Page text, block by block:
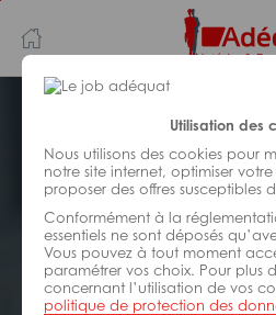
Utilisation des
Nous utilisons des cookies pour
notre site internet, optimiser
proposer des offres susceptibles
Conformément à la
essentiels ne sont déposés
Vous pouvez à tout moment
paramétrer vos choix. Pour plus
concernant l’utilisation de vos
politique de protection des
au
contenu
principal
navigation
ADMINISTRATIF/
ASSISTANAT
Réf : 0EB-325202
Chargé de
mbda